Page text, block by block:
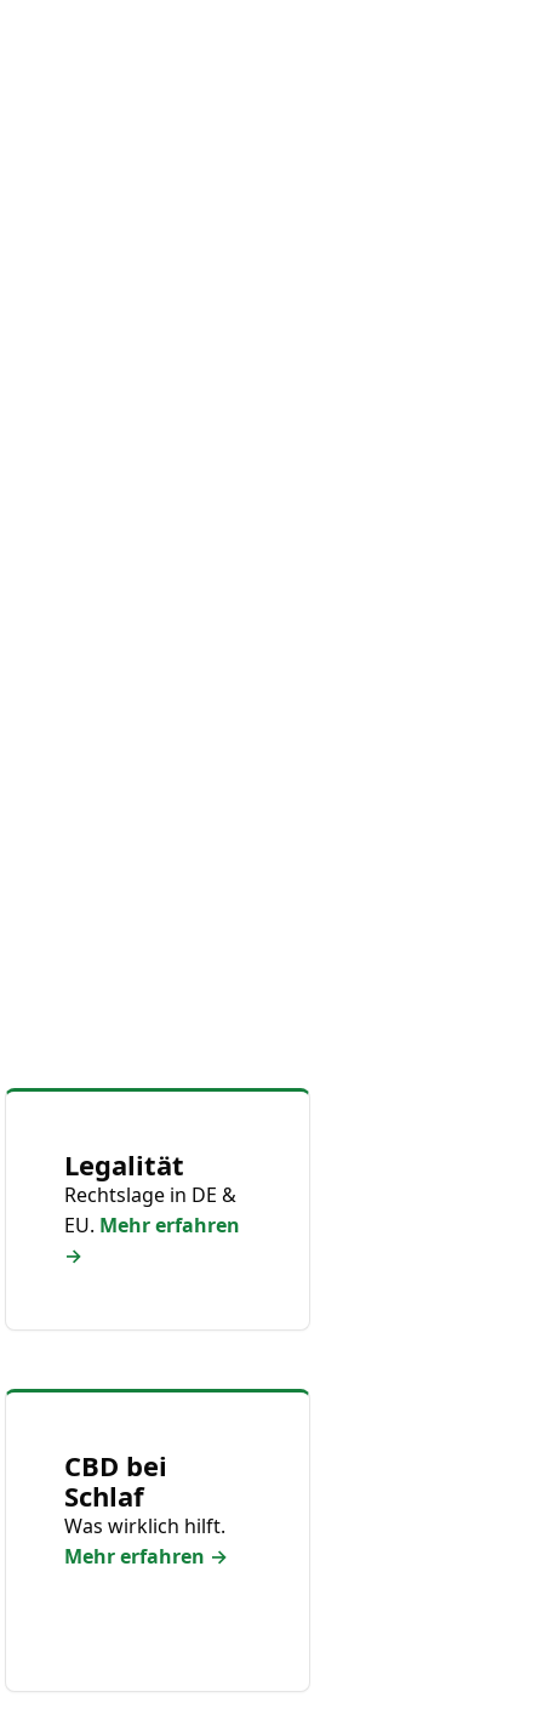
Legalität
Rechtslage in DE &
EU. Mehr erfahren
→
CBD bei
Schlaf
Was wirklich hilft.
Mehr erfahren →